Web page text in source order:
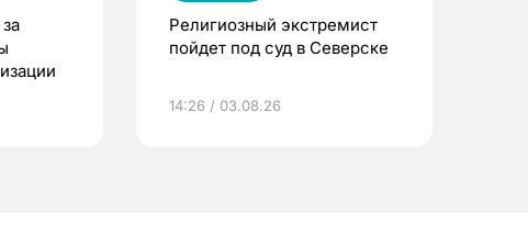
Религиозный экстремист
пойдет под суд в Северске
14:26 / 03.08.26